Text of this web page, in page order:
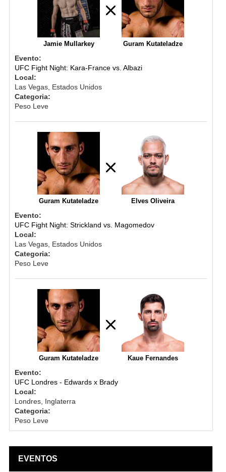
Jamie Mullarkey Guram Kutateladze
Evento:
UFC Fight Night: Kara-France vs. Albazi
Local:
Las Vegas, Estados Unidos
Categoria:
Peso Leve
Guram Kutateladze Elves Oliveira
Evento:
UFC Fight Night: Strickland vs. Magomedov
Local:
Las Vegas, Estados Unidos
Categoria:
Peso Leve
Guram Kutateladze Kaue Fernandes
Evento:
UFC Londres - Edwards x Brady
Local:
Londres, Inglaterra
Categoria:
Peso Leve
EVENTOS